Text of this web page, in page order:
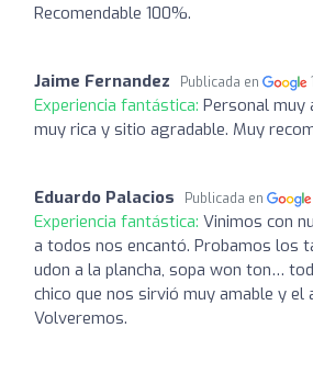
Recomendable 100%.
Jaime Fernandez Publicada en
Experiencia fantástica: Personal muy
muy rica y sitio agradable. Muy
Eduardo Palacios Publicada en
Experiencia fantástica: Vinimos con
a todos nos encantó. Probamos los
udon a la plancha, sopa won ton…
chico que nos sirvió muy amable y el
Volveremos.